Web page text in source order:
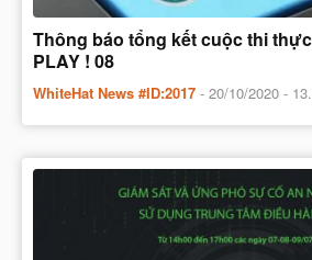
Thông báo tổng kết cuộc thi
PLAY ! 08
WhiteHat News #ID:2017 - 20/10/2020 -